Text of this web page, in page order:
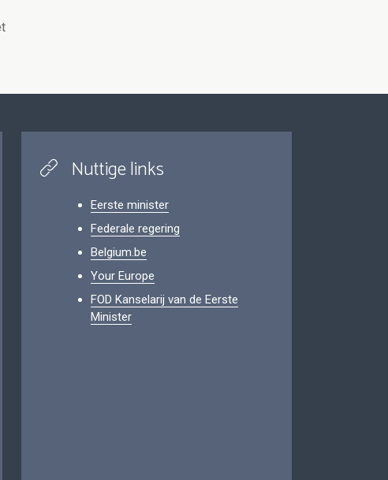
Nuttige links
Eerste minister
Federale regering
Belgium.be
Your Europe
FOD Kanselarij van de Eerste
Minister